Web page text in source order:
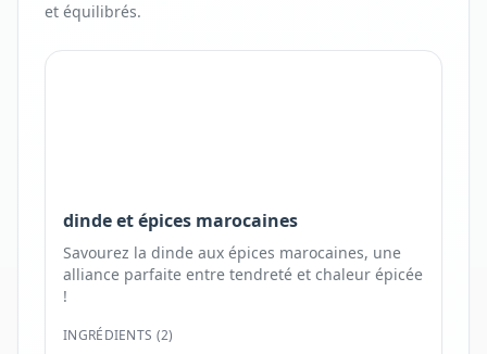
et équilibrés.
dinde et épices marocaines
Savourez la dinde aux épices marocaines, une
alliance parfaite entre tendreté et chaleur épicée
!
INGRÉDIENTS (2)